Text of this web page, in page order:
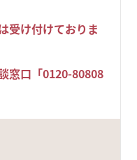
受け付けておりま
窓口「0120-80808